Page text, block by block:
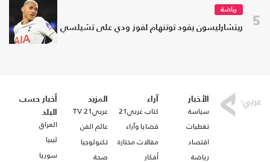
5
رياضة
ريتشارليسون يقود توتنهام لفوز ودي على تشيلسي
الأخبار
سياسة
تغطيات
اقتصاد
رياضة
آراء
كتاب عربي21
قضايا وآراء
مقالات مختارة
أفكار
المزيد
عربي21 TV
عالم الفن
تكنولوجيا
صحة
أخبار حسب
البلد
العراق
ليبيا
سوريا